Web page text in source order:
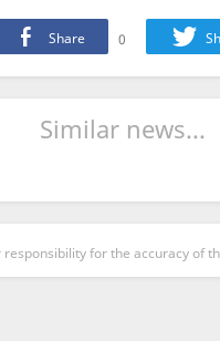
Share 0
Similar news...
for the accuracy of